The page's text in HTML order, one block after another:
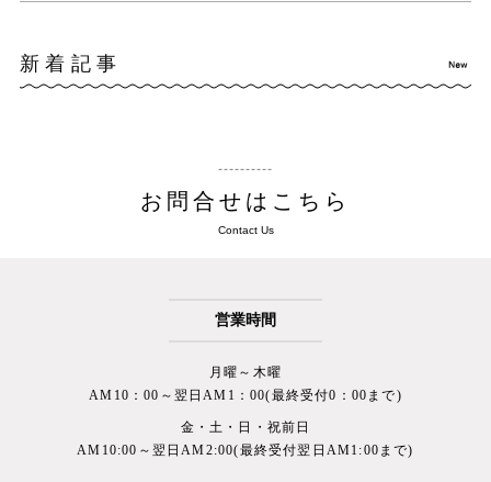
新着記事
お問合せはこちら
Contact Us
営業時間
月曜～木曜
AM10：00～翌日AM1：00(最終受付0：00まで)
金・土・日・祝前日
AM10:00～翌日AM2:00(最終受付翌日AM1:00まで)